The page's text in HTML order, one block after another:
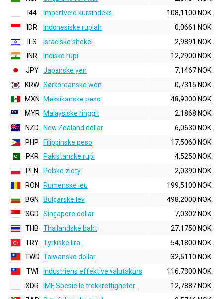
I44
Importveid kursindeks
108,1100 NOK
IDR
Indonesiske rupiah
0,0661 NOK
ILS
Israelske shekel
2,9891 NOK
INR
Indiske rupi
12,2900 NOK
JPY Japanske yen
7,1467 NOK
KRW Sørkoreanske won
0,7315 NOK
MXN
Meksikanske peso
48,9300 NOK
MYR
Malaysiske ringgit
2,1868 NOK
NZD
New Zealand dollar
6,0630 NOK
PHP
Filippinske peso
17,5060 NOK
PKR
Pakistanske rupi
4,5250 NOK
PLN
Polske zloty
2,0390 NOK
RON
Rumenske leu
199,5100 NOK
BGN
Bulgarske lev
498,2000 NOK
SGD
Singapore dollar
7,0302 NOK
THB
Thailandske baht
27,1750 NOK
TRY Tyrkiske lira
54,1800 NOK
TWD Taiwanske dollar
32,5110 NOK
TWI
Industriens effektive valutakurs
116,7300 NOK
XDR
IMF, Spesielle trekkrettigheter
12,7887 NOK